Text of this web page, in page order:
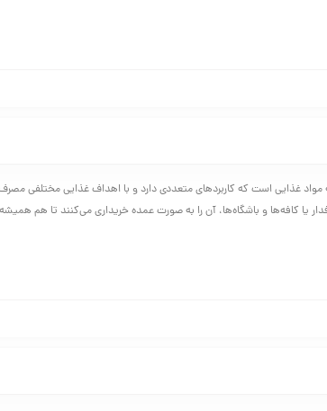
مواد غذایی است که کاربردهای متعددی دارد و با اهداف غذایی مختلفی
یا کافه‌ها و باشگاه‌ها، آن را به صورت عمده خریداری می‌کنند تا هم